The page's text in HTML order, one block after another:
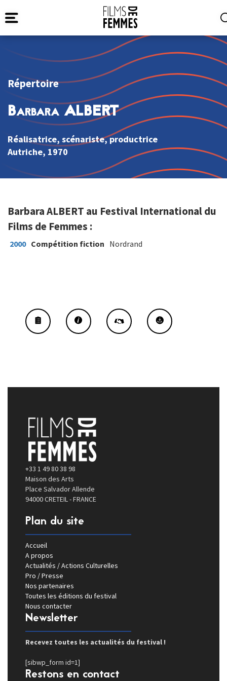
Répertoire
Barbara ALBERT
Réalisatrice, scénariste, productrice
Autriche, 1970
Barbara ALBERT au Festival International du
Films de Femmes :
2000 Compétition fiction Nordrand
+33 1 49 80 38 98
Maison des Arts
Place Salvador Allende
94000 CRETEIL - FRANCE
Plan du site
Accueil
A propos
Actualités / Actions Culturelles
Pro / Presse
Nos partenaires
Toutes les éditions du festival
Nous contacter
Newsletter
Recevez toutes les actualités du festival !
[sibwp_form id=1]
Restons en contact